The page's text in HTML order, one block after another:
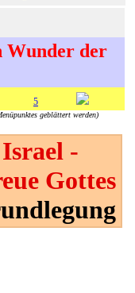
Wunder der
5
geblättert werden)
-
Gottes